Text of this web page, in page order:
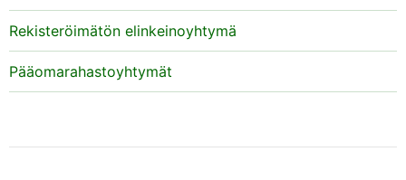
Rekisteröimätön elinkeinoyhtymä
Pääomarahastoyhtymät